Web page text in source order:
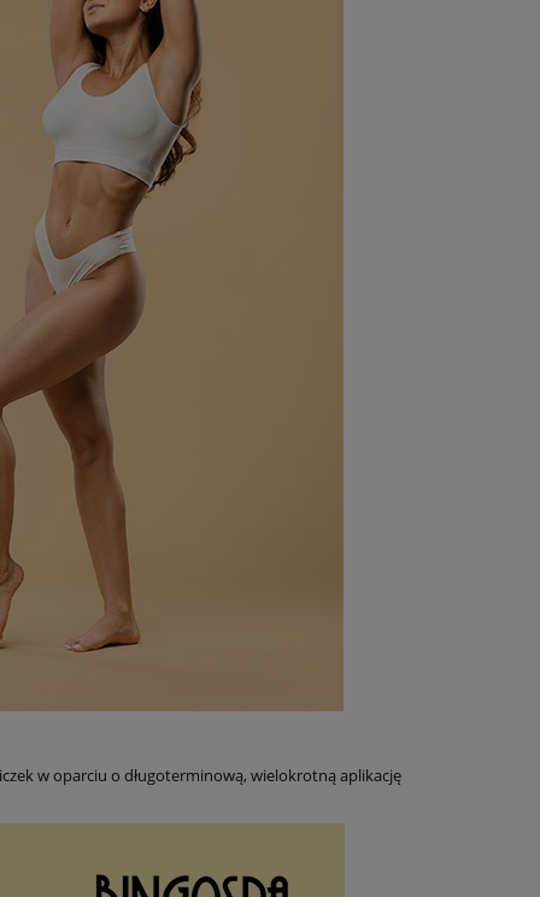
w oparciu o długoterminową, wielokrotną aplikację